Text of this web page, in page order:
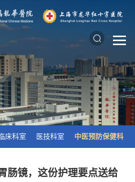
临床科室 医技科室 中医预防保健科
肠镜，这份护理要点送给